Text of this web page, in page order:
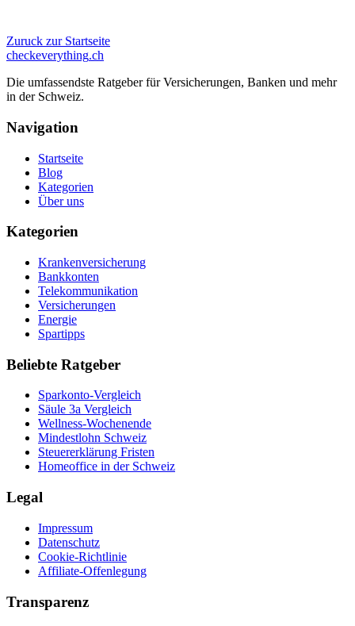
Zuruck zur Startseite
checkeverything.ch
Die umfassendste Ratgeber für Versicherungen, Banken und mehr
in der Schweiz.
Navigation
Startseite
Blog
Kategorien
Über uns
Kategorien
Krankenversicherung
Bankkonten
Telekommunikation
Versicherungen
Energie
Spartipps
Beliebte Ratgeber
Sparkonto-Vergleich
Säule 3a Vergleich
Wellness-Wochenende
Mindestlohn Schweiz
Steuererklärung Fristen
Homeoffice in der Schweiz
Legal
Impressum
Datenschutz
Cookie-Richtlinie
Affiliate-Offenlegung
Transparenz